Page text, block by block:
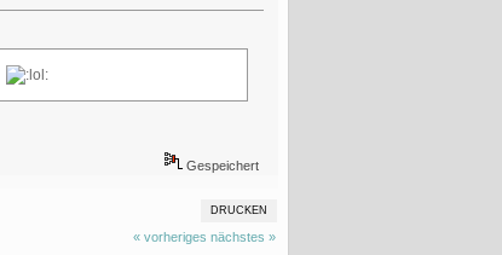
Gespeichert
DRUCKEN
« vorheriges nächstes »